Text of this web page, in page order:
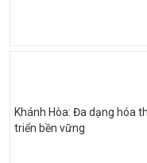
Khánh Hòa: Đa dạng hóa
triển bền vững